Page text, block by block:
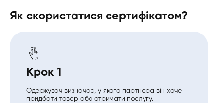
Як скористатися сертифікатом?
Крок 1
Одержувач визначає, у якого партнера він хоче
придбати товар або отримати послугу.